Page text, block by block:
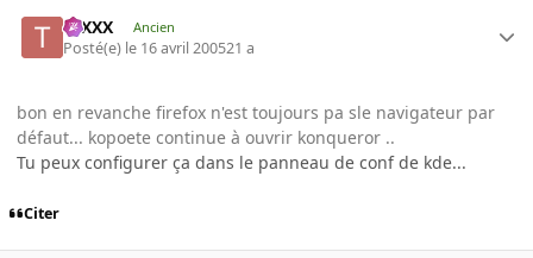
tuXXX Ancien
Posté(e) le 16 avril 200521 a
bon en revanche firefox n'est toujours pa sle navigateur par
défaut... kopoete continue à ouvrir konqueror ..
Tu peux configurer ça dans le panneau de conf de kde...
Citer